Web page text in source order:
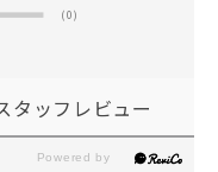
(0)
タッフレビュー